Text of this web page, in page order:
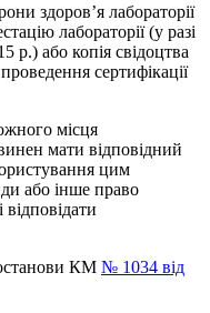
здоров’я лабораторії
лабораторії (у разі
р.) або копія свідоцтва
сертифікації
місця
мати відповідний
цим
або інше право
КМ № 1034 від